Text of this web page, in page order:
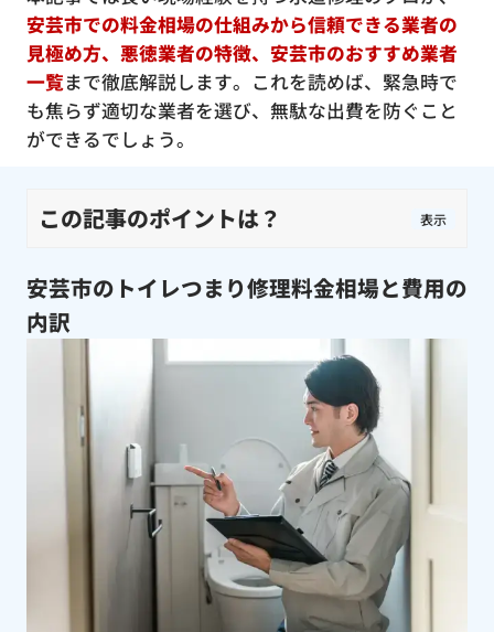
安芸市での料金相場の仕組みから信頼できる業者の
見極め方、悪徳業者の特徴、安芸市のおすすめ業者
一覧まで徹底解説します。これを読めば、緊急時で
も焦らず適切な業者を選び、無駄な出費を防ぐこと
ができるでしょう。
この記事のポイントは？ 表示
安芸市のトイレつまり修理料金相場と費用の
内訳